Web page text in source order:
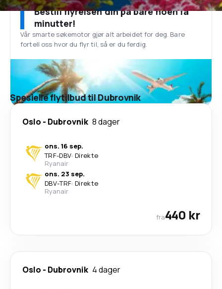
Bestill flyreisen din på bare noen få
minutter!
Vår smarte søkemotor gjør alt arbeidet for deg. Bare
fortell oss hvor du flyr til, så er du ferdig.
Spesielle flytilbud til Dubrovnik
Oslo - Dubrovnik 8 dager
ons. 16 sep.
TRF-DBV· Direkte
Ryanair
ons. 23 sep.
DBV-TRF· Direkte
Ryanair
fra440 kr
Oslo - Dubrovnik 4 dager